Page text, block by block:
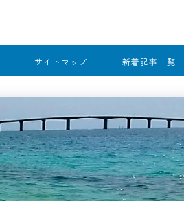
サイトマップ 新着記事一覧